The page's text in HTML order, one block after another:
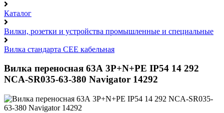
Каталог
Вилки, розетки и устройства промышленные и специальные
Вилка стандарта CEE кабельная
Вилка переносная 63А 3P+N+PE IP54 14 292
NCA-SR035-63-380 Navigator 14292